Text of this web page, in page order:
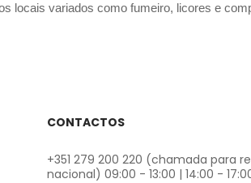
locais variados como fumeiro, licores e
CONTACTOS
+351 279 200 220 (chamada para
nacional) 09:00 - 13:00 | 14:00 -